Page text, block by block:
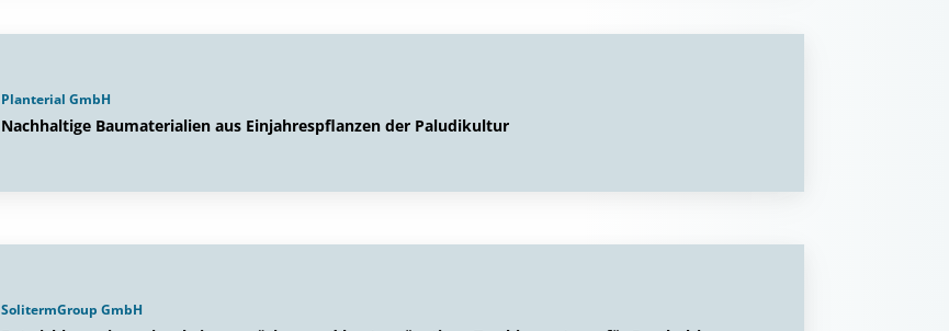
Planterial GmbH
Nachhaltige Baumaterialien aus Einjahrespflanzen der Paludikultur
SolitermGroup GmbH